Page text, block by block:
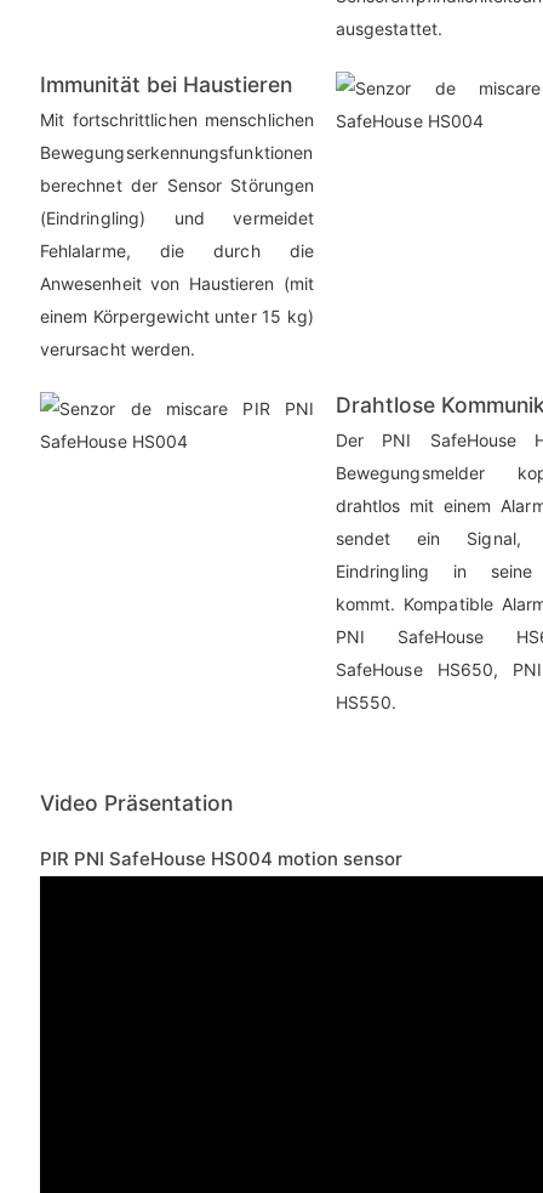
ausgestattet.
Immunität bei Haustieren
Mit fortschrittlichen menschlichen
Bewegungserkennungsfunktionen
berechnet der Sensor Störungen
(Eindringling) und vermeidet
Fehlalarme, die durch die
Anwesenheit von Haustieren (mit
einem Körpergewicht unter 15 kg)
verursacht werden.
Drahtlose
Der PNI SafeHouse
Bewegungsmelder
drahtlos mit einem
sendet ein Signal,
Eindringling in seine
kommt. Kompatible
PNI SafeHouse
SafeHouse HS650,
HS550.
Video Präsentation
PIR PNI SafeHouse HS004 motion sensor